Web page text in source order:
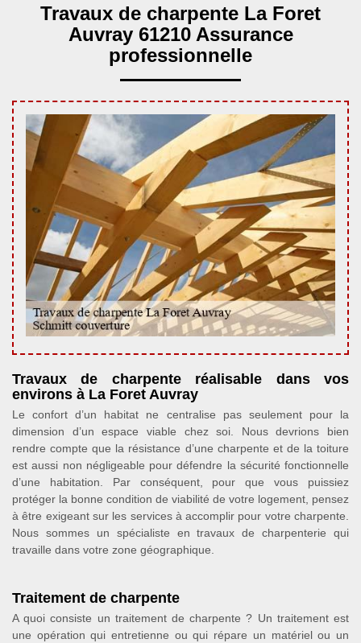
Travaux de charpente La Foret
Auvray 61210 Assurance
professionnelle
Travaux de charpente réalisable dans vos
environs à La Foret Auvray
Le confort d’un habitat ne centralise pas seulement pour la
dimension d’un espace viable chez soi. Nous devrions bien
rendre compte que la résistance d’une charpente et de la toiture
est aussi non négligeable pour défendre la sécurité fonctionnelle
d’une habitation. Par conséquent, pour que vous puissiez
protéger la bonne condition de viabilité de votre logement, pensez
à être exigeant sur les services à accomplir pour votre charpente.
Nous sommes un spécialiste en travaux de charpenterie qui
travaille dans votre zone géographique.
Traitement de charpente
A quoi consiste un traitement de charpente ? Un traitement est
une opération qui entretienne ou qui répare un matériel ou un